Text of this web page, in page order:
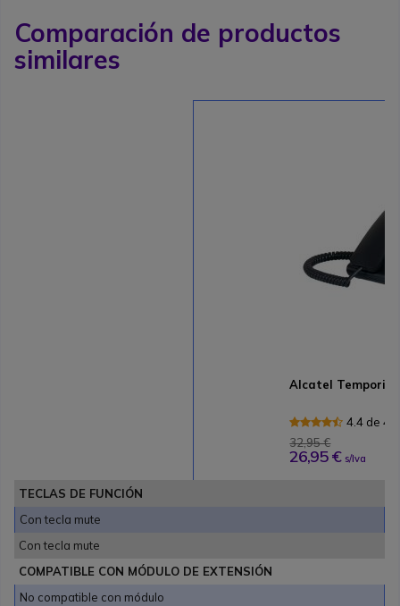
Comparación de productos
similares
Alcatel Temporis
4.4 de
32,95 €
26,95 € s/Iva
TECLAS DE FUNCIÓN
Con tecla mute
Con tecla mute
COMPATIBLE CON MÓDULO DE EXTENSIÓN
No compatible con módulo